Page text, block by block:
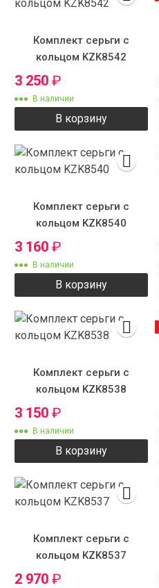
Комплект серьги с
кольцом KZK8542
3 250 ₽
В наличии
В корзину
Комплект серьги с
кольцом KZK8540
3 160 ₽
В наличии
В корзину
Комплект серьги с
кольцом KZK8538
3 150 ₽
В наличии
В корзину
Комплект серьги с
кольцом KZK8537
2 970 ₽